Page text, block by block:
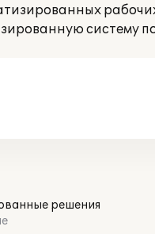
систему
решения